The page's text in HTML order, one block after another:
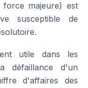
majeure) est
susceptible de
utile dans les
défaillance d'un
d'affaires des